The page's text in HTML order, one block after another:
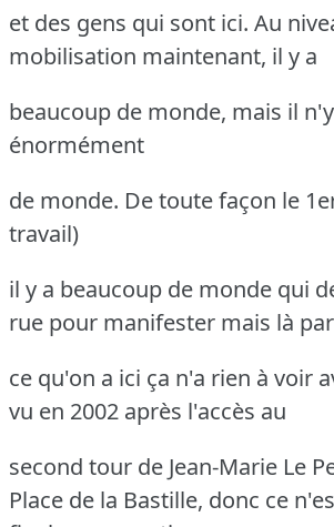
et des gens qui sont ici. Au
mobilisation maintenant, il y a
beaucoup de monde, mais il
énormément
de monde. De toute façon le
travail)
il y a beaucoup de monde qui
rue pour manifester mais là
ce qu'on a ici ça n'a rien à voir
vu en 2002 après l'accès au
second tour de Jean-Marie Le
Place de la Bastille, donc ce